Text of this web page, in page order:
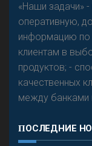
«Наши задачи»
оперативную,
информацию по
клиентам в
продуктов; -
качественных
между банками
ПОСЛЕДНИЕ